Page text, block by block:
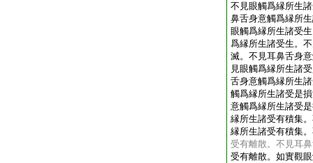
不見眼觸爲縁所生
鼻舌身意觸爲縁所
眼觸爲縁所生諸受
爲縁所生諸受生。
滅。不見耳鼻舌身
見眼觸爲縁所生諸
舌身意觸爲縁所生
觸爲縁所生諸受是
意觸爲縁所生諸受
縁所生諸受有積集
縁所生諸受有積集
受有離散。不見耳
受有離散。如實觀